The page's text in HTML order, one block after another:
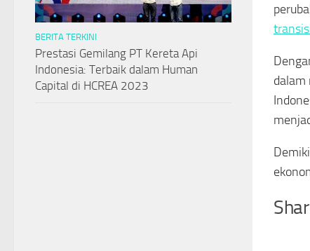
dalam
BERITA TERKINI
Prestasi Gemilang PT Kereta Api
Indonesia: Terbaik dalam Human
Capital di HCREA 2023